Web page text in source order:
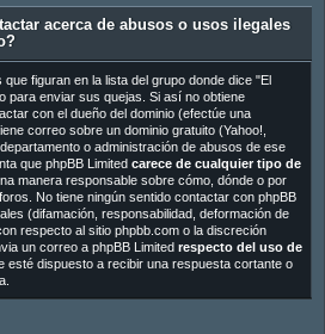
acerca de abusos o usos ilegales
figuran en la lista del grupo donde dice "El
para enviar sus quejas. Si así no obtiene
con el dueño del dominio (efectúe una
correo sobre un dominio gratuito (Yahoo!,
o administración de abusos de ese
que phpBB Limited carece de cualquier tipo de
manera responsable sobre cómo, dónde o por
No tiene ningún sentido contactar con phpBB
(difamación, responsabilidad, deformación de
respecto al sitio phpbb.com o la discreción
un correo a phpBB Limited respecto del uso de
esté dispuesto a recibir una respuesta cortante o